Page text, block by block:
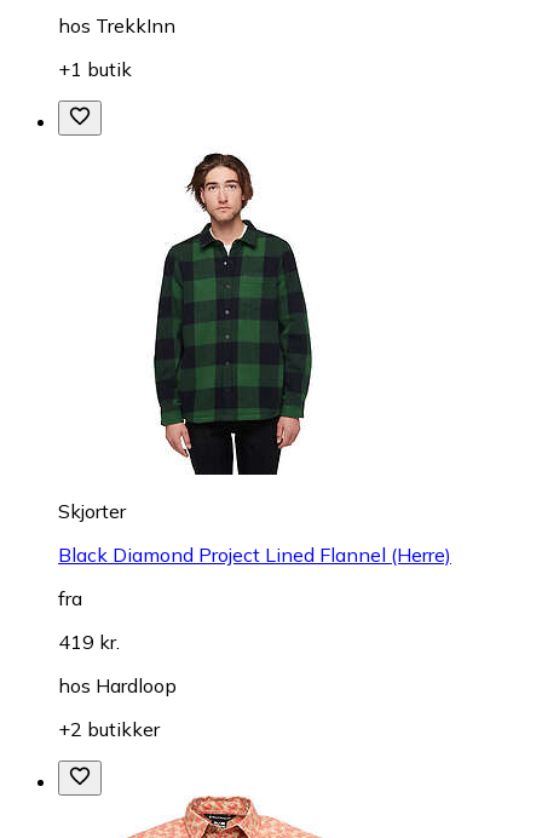
hos TrekkInn
+1 butik
Skjorter
Black Diamond Project Lined Flannel (Herre)
fra
419 kr.
hos Hardloop
+2 butikker